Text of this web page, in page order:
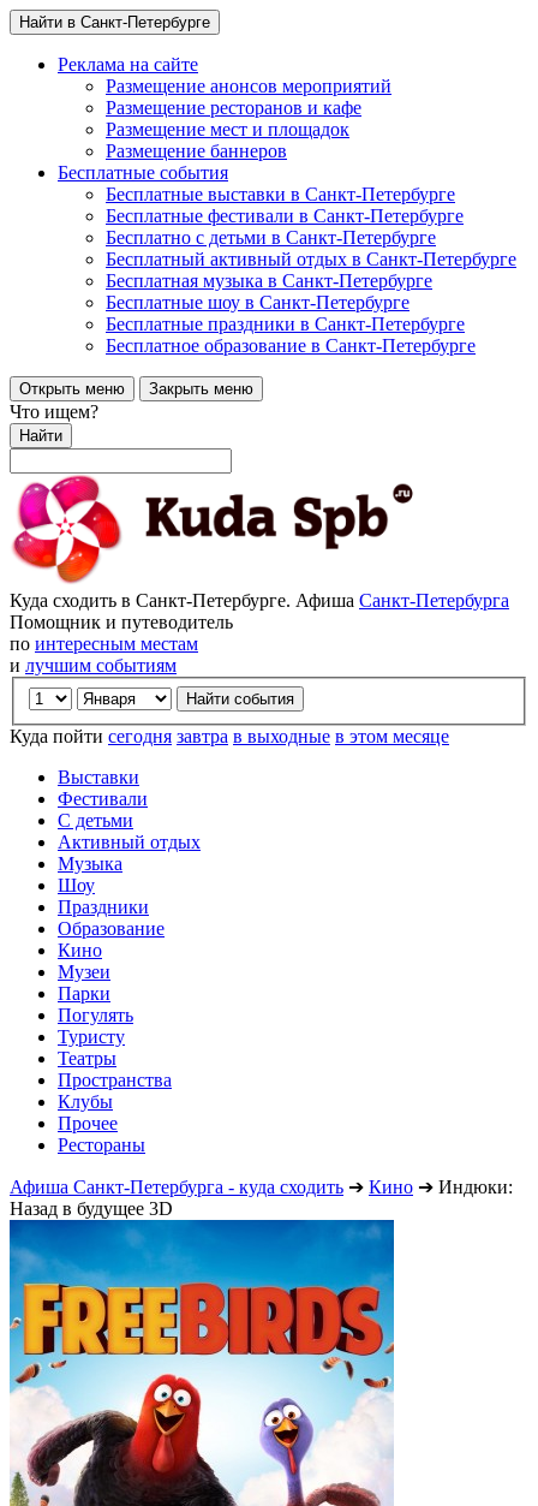
Найти в Санкт-Петербурге
Реклама на сайте
Размещение анонсов мероприятий
Размещение ресторанов и кафе
Размещение мест и площадок
Размещение баннеров
Бесплатные события
Бесплатные выставки в Санкт-Петербурге
Бесплатные фестивали в Санкт-Петербурге
Бесплатно с детьми в Санкт-Петербурге
Бесплатный активный отдых в Санкт-Петербурге
Бесплатная музыка в Санкт-Петербурге
Бесплатные шоу в Санкт-Петербурге
Бесплатные праздники в Санкт-Петербурге
Бесплатное образование в Санкт-Петербурге
Открыть меню Закрыть меню
Что ищем?
Найти
Куда сходить в Санкт-Петербурге. Афиша Санкт-Петербурга
Помощник и путеводитель
по интересным местам
и лучшим событиям
Куда пойти сегодня завтра в выходные в этом месяце
Выставки
Фестивали
С детьми
Активный отдых
Музыка
Шоу
Праздники
Образование
Кино
Музеи
Парки
Погулять
Туристу
Театры
Пространства
Клубы
Прочее
Рестораны
Афиша Санкт-Петербурга - куда сходить ➔ Кино ➔ Индюки:
Назад в будущее 3D